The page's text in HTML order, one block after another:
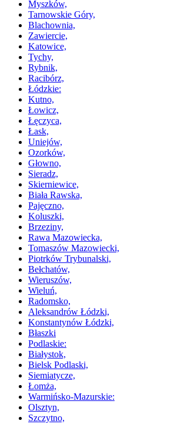
Myszków,
Tarnowskie Góry,
Blachownia,
Zawiercie,
Katowice,
Tychy,
Rybnik,
Racibórz,
Łódzkie:
Kutno,
Łowicz,
Łęczyca,
Łask,
Uniejów,
Ozorków,
Głowno,
Sieradz,
Skierniewice,
Biała Rawska,
Pajęczno,
Koluszki,
Brzeziny,
Rawa Mazowiecka,
Tomaszów Mazowiecki,
Piotrków Trybunalski,
Bełchatów,
Wieruszów,
Wieluń,
Radomsko,
Aleksandrów Łódzki,
Konstantynów Łódzki,
Błaszki
Podlaskie:
Białystok,
Bielsk Podlaski,
Siemiatycze,
Łomża,
Warmińsko-Mazurskie:
Olsztyn,
Szczytno,